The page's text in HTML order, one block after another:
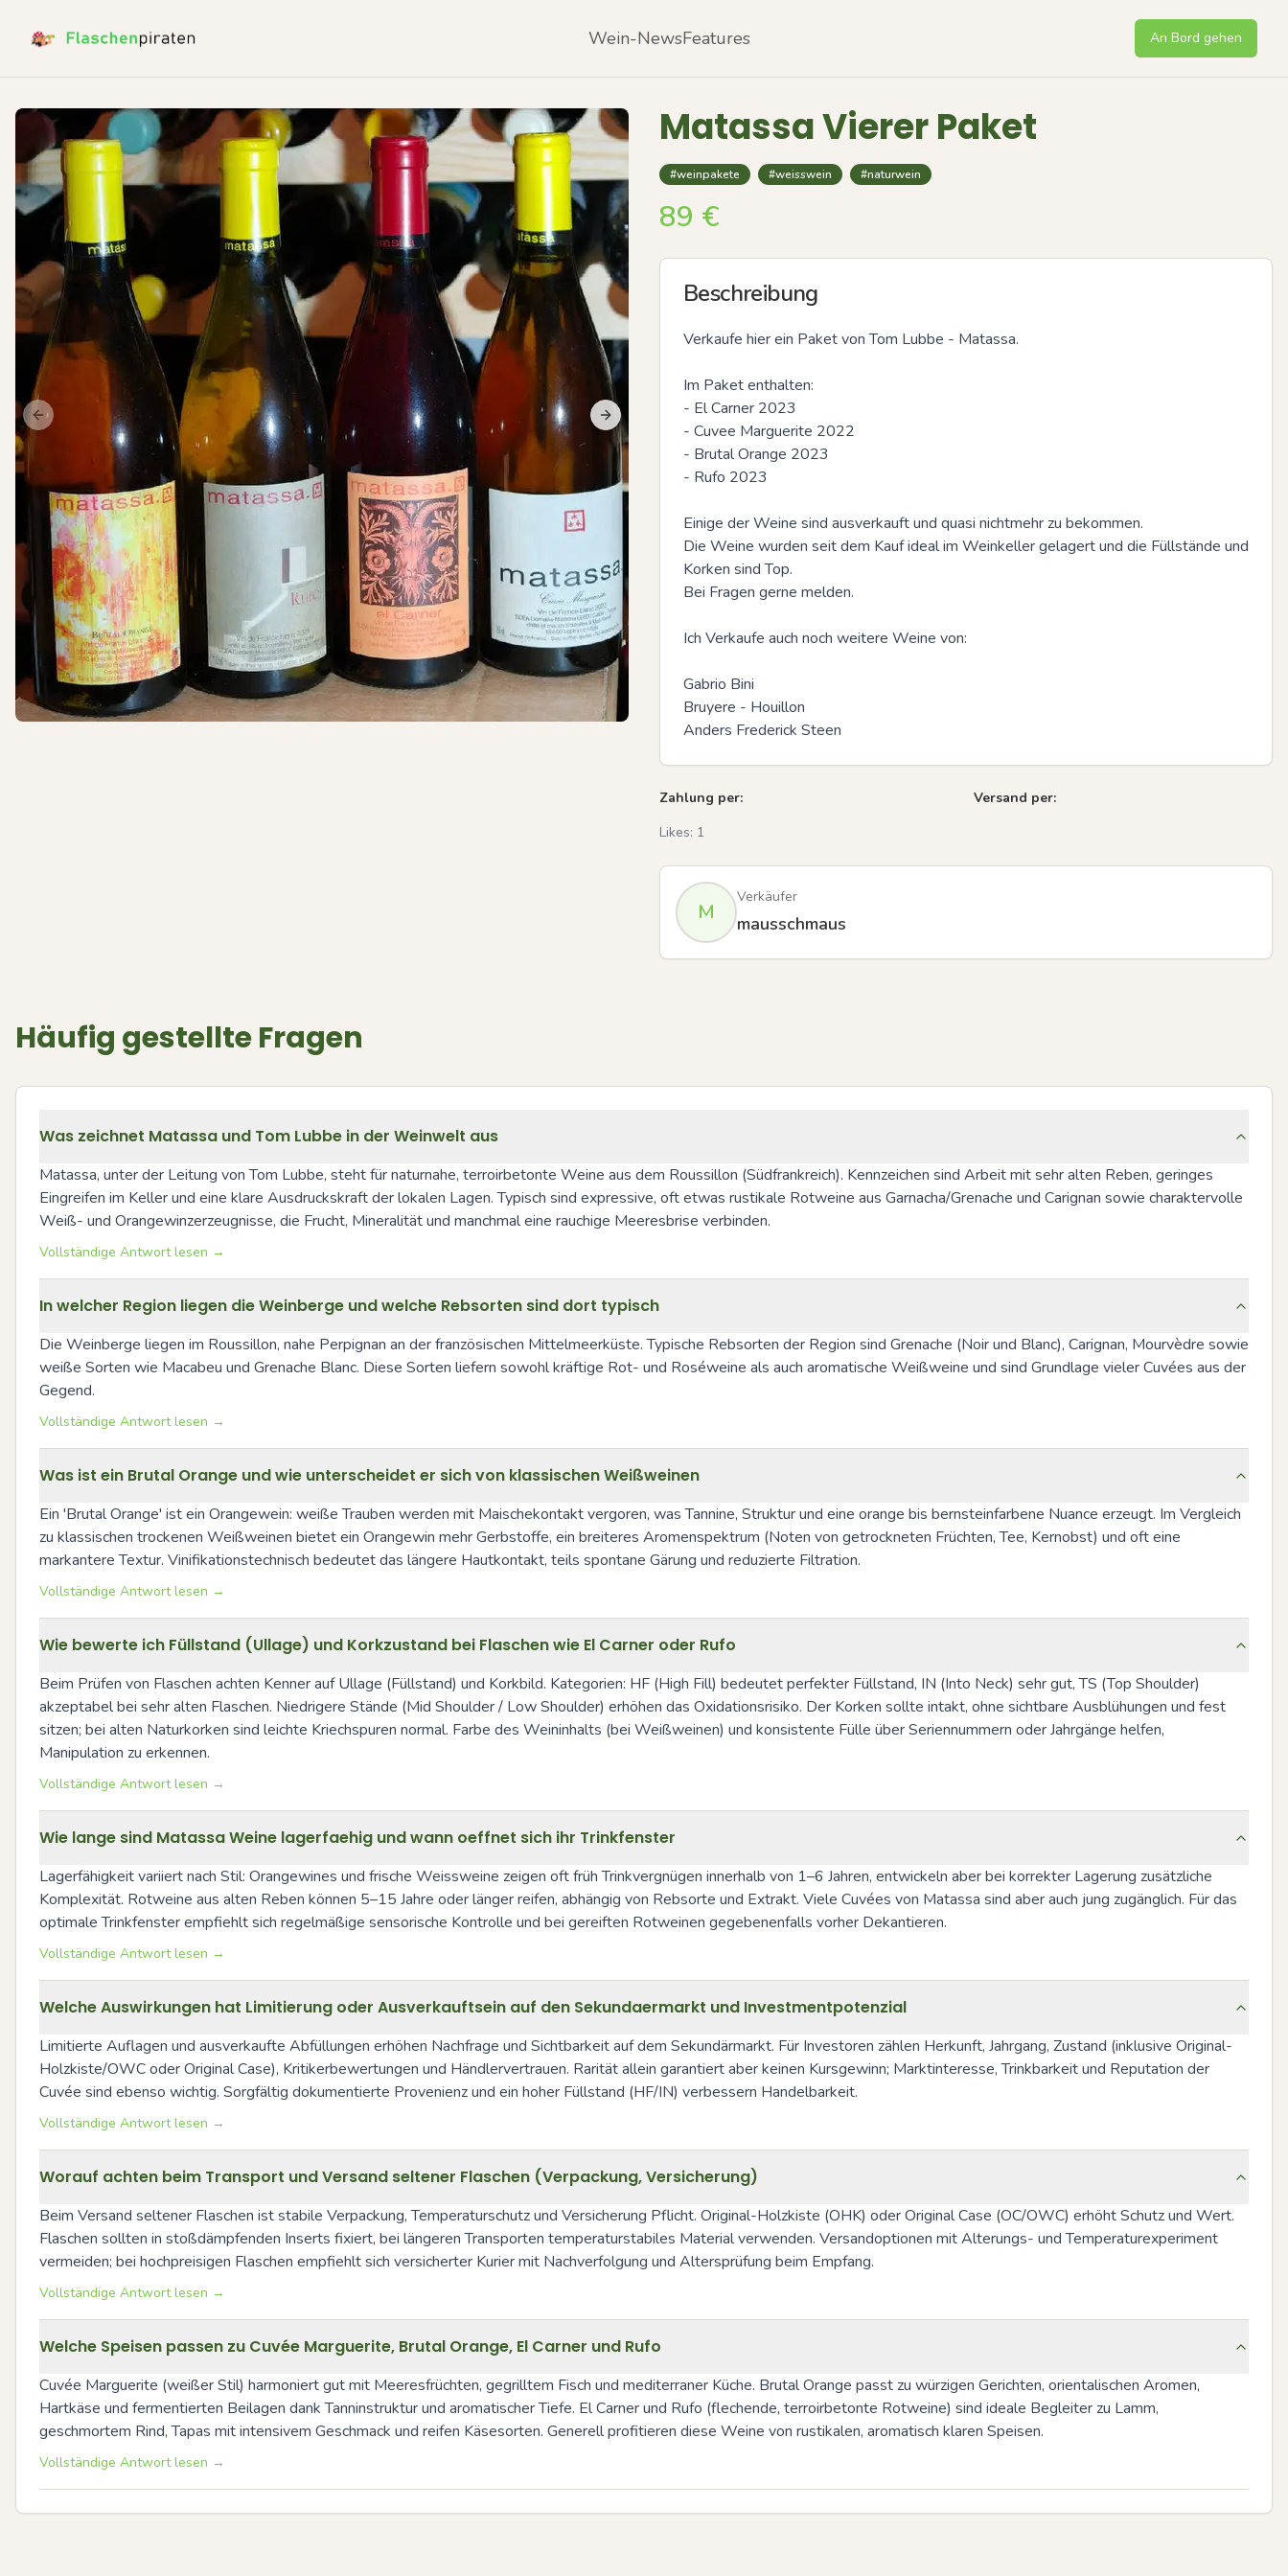
Wein-NewsFeatures An Bord gehen
Previous slide Next slide Previous slide
Matassa Vierer Paket
#weinpakete #weisswein #naturwein
89 €
Beschreibung
Verkaufe hier ein Paket von Tom Lubbe - Matassa.
Im Paket enthalten:
- El Carner 2023
- Cuvee Marguerite 2022
- Brutal Orange 2023
- Rufo 2023
Einige der Weine sind ausverkauft und quasi nichtmehr zu bekommen.
Die Weine wurden seit dem Kauf ideal im Weinkeller gelagert und die Füllstände und
Korken sind Top.
Bei Fragen gerne melden.
Ich Verkaufe auch noch weitere Weine von:
Gabrio Bini
Bruyere - Houillon
Anders Frederick Steen
Zahlung per:
Versand per:
Likes: 1
M
Verkäufer
mausschmaus
Häufig gestellte Fragen
Was zeichnet Matassa und Tom Lubbe in der Weinwelt aus
Matassa, unter der Leitung von Tom Lubbe, steht für naturnahe, terroirbetonte Weine aus dem Roussillon (Südfrankreich). Kennzeichen sind Arbeit mit sehr alten Reben, geringes
Eingreifen im Keller und eine klare Ausdruckskraft der lokalen Lagen. Typisch sind expressive, oft etwas rustikale Rotweine aus Garnacha/Grenache und Carignan sowie charaktervolle
Weiß- und Orangewinzerzeugnisse, die Frucht, Mineralität und manchmal eine rauchige Meeresbrise verbinden.
Vollständige Antwort lesen →
In welcher Region liegen die Weinberge und welche Rebsorten sind dort typisch
Die Weinberge liegen im Roussillon, nahe Perpignan an der französischen Mittelmeerküste. Typische Rebsorten der Region sind Grenache (Noir und Blanc), Carignan, Mourvèdre sowie
weiße Sorten wie Macabeu und Grenache Blanc. Diese Sorten liefern sowohl kräftige Rot- und Roséweine als auch aromatische Weißweine und sind Grundlage vieler Cuvées aus der
Gegend.
Vollständige Antwort lesen →
Was ist ein Brutal Orange und wie unterscheidet er sich von klassischen Weißweinen
Ein 'Brutal Orange' ist ein Orangewein: weiße Trauben werden mit Maischekontakt vergoren, was Tannine, Struktur und eine orange bis bernsteinfarbene Nuance erzeugt. Im Vergleich
zu klassischen trockenen Weißweinen bietet ein Orangewin mehr Gerbstoffe, ein breiteres Aromenspektrum (Noten von getrockneten Früchten, Tee, Kernobst) und oft eine
markantere Textur. Vinifikationstechnisch bedeutet das längere Hautkontakt, teils spontane Gärung und reduzierte Filtration.
Vollständige Antwort lesen →
Wie bewerte ich Füllstand (Ullage) und Korkzustand bei Flaschen wie El Carner oder Rufo
Beim Prüfen von Flaschen achten Kenner auf Ullage (Füllstand) und Korkbild. Kategorien: HF (High Fill) bedeutet perfekter Füllstand, IN (Into Neck) sehr gut, TS (Top Shoulder)
akzeptabel bei sehr alten Flaschen. Niedrigere Stände (Mid Shoulder / Low Shoulder) erhöhen das Oxidationsrisiko. Der Korken sollte intakt, ohne sichtbare Ausblühungen und fest
sitzen; bei alten Naturkorken sind leichte Kriechspuren normal. Farbe des Weininhalts (bei Weißweinen) und konsistente Fülle über Seriennummern oder Jahrgänge helfen,
Manipulation zu erkennen.
Vollständige Antwort lesen →
Wie lange sind Matassa Weine lagerfaehig und wann oeffnet sich ihr Trinkfenster
Lagerfähigkeit variiert nach Stil: Orangewines und frische Weissweine zeigen oft früh Trinkvergnügen innerhalb von 1–6 Jahren, entwickeln aber bei korrekter Lagerung zusätzliche
Komplexität. Rotweine aus alten Reben können 5–15 Jahre oder länger reifen, abhängig von Rebsorte und Extrakt. Viele Cuvées von Matassa sind aber auch jung zugänglich. Für das
optimale Trinkfenster empfiehlt sich regelmäßige sensorische Kontrolle und bei gereiften Rotweinen gegebenenfalls vorher Dekantieren.
Vollständige Antwort lesen →
Welche Auswirkungen hat Limitierung oder Ausverkauftsein auf den Sekundaermarkt und Investmentpotenzial
Limitierte Auflagen und ausverkaufte Abfüllungen erhöhen Nachfrage und Sichtbarkeit auf dem Sekundärmarkt. Für Investoren zählen Herkunft, Jahrgang, Zustand (inklusive Original-
Holzkiste/OWC oder Original Case), Kritikerbewertungen und Händlervertrauen. Rarität allein garantiert aber keinen Kursgewinn; Marktinteresse, Trinkbarkeit und Reputation der
Cuvée sind ebenso wichtig. Sorgfältig dokumentierte Provenienz und ein hoher Füllstand (HF/IN) verbessern Handelbarkeit.
Vollständige Antwort lesen →
Worauf achten beim Transport und Versand seltener Flaschen (Verpackung, Versicherung)
Beim Versand seltener Flaschen ist stabile Verpackung, Temperaturschutz und Versicherung Pflicht. Original-Holzkiste (OHK) oder Original Case (OC/OWC) erhöht Schutz und Wert.
Flaschen sollten in stoßdämpfenden Inserts fixiert, bei längeren Transporten temperaturstabiles Material verwenden. Versandoptionen mit Alterungs- und Temperaturexperiment
vermeiden; bei hochpreisigen Flaschen empfiehlt sich versicherter Kurier mit Nachverfolgung und Altersprüfung beim Empfang.
Vollständige Antwort lesen →
Welche Speisen passen zu Cuvée Marguerite, Brutal Orange, El Carner und Rufo
Cuvée Marguerite (weißer Stil) harmoniert gut mit Meeresfrüchten, gegrilltem Fisch und mediterraner Küche. Brutal Orange passt zu würzigen Gerichten, orientalischen Aromen,
Hartkäse und fermentierten Beilagen dank Tanninstruktur und aromatischer Tiefe. El Carner und Rufo (flechende, terroirbetonte Rotweine) sind ideale Begleiter zu Lamm,
geschmortem Rind, Tapas mit intensivem Geschmack und reifen Käsesorten. Generell profitieren diese Weine von rustikalen, aromatisch klaren Speisen.
Vollständige Antwort lesen →